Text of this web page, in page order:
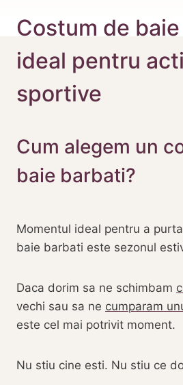
Costum de
ideal pentru
sportive
Cum alegem un
baie barbati?
Momentul ideal pentru a
baie barbati este sezonul
Daca dorim sa ne schimbam
vechi sau sa ne cumparam
este cel mai potrivit moment.
Nu stiu cine esti. Nu stiu ce